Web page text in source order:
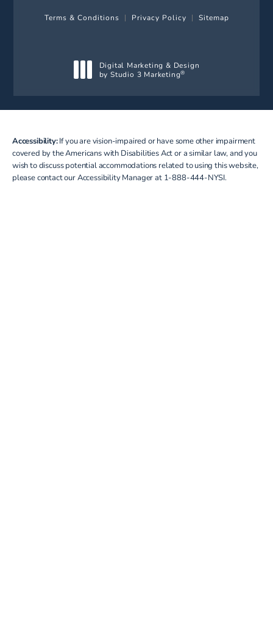
Terms & Conditions Privacy Policy Sitemap
Digital Marketing & Design
by Studio 3 Marketing®
Accessibility:If you are vision-impaired or have some other impairment
covered by the Americans with Disabilities Act or a similar law, and you
wish to discuss potential accommodations related to using this website,
please contact our Accessibility Manager at 1-888-444-NYSI.